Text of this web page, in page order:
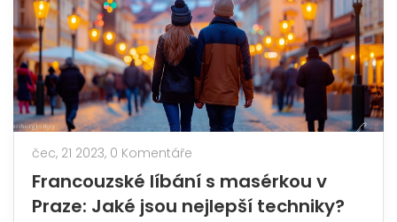
čec, 21 2023, 0 Komentáře
Francouzské líbání s masérkou v
Praze: Jaké jsou nejlepší techniky?